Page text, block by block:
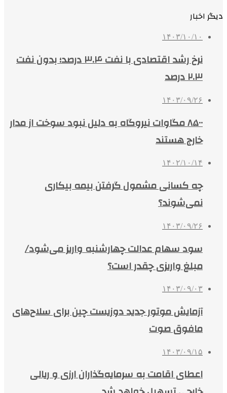
دیگر اخبار
۱۴۰۳/۱۰/۱۰
نرخ رشد اقتصادی با نفت ۳.۴ درصد؛ بدون نفت
۲.۳ درصد
۱۴۰۳/۰۹/۲۶
۸۵۰۰ مگاوات نیروگاه‌ به دلیل نبود سوخت از مدار
خارج هستند
۱۴۰۲/۱۰/۱۴
چه کسانی مشمول گرفتن بیمه بیکاری
نمی‌شوند؟
۱۴۰۳/۰۹/۲۶
سود سهام عدالت چهارشنبه واریز می‌شود/
مبلغ واریزی چقدر است؟
۱۴۰۳/۰۹/۰۳
آزمایش موتور جدید دوزیست چین برای سلاح‌های
مافوق صوت
۱۴۰۳/۰۹/۱۵
اعطای اقامت به سرمایه‌گذاران ارزی و ریالی